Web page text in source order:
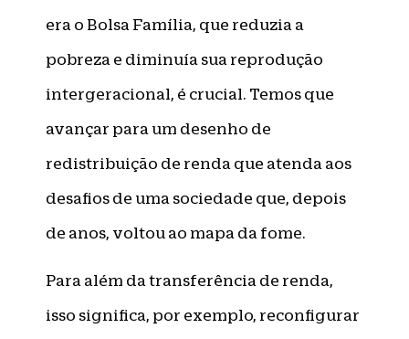
era o Bolsa Família, que reduzia a
pobreza e diminuía sua reprodução
intergeracional, é crucial. Temos que
avançar para um desenho de
redistribuição de renda que atenda aos
desafios de uma sociedade que, depois
de anos, voltou ao mapa da fome.
Para além da transferência de renda,
isso significa, por exemplo, reconfigurar